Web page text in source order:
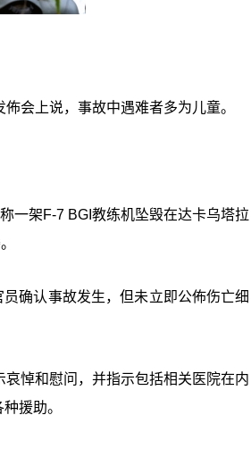
会上说，事故中遇难者多为儿童。
一架F-7 BGI教练机坠毁在达卡乌塔拉
确认事故发生，但未立即公佈伤亡细
悼和慰问，并指示包括相关医院在内
援助。